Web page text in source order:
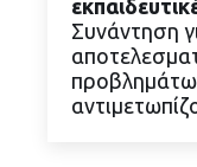
Συνάντηση